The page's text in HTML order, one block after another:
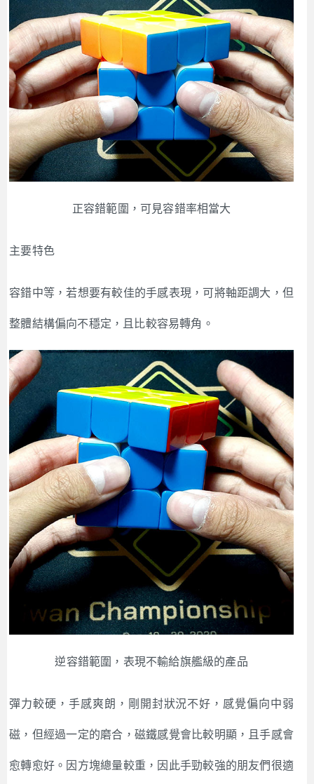
正容錯範圍，可見容錯率相當大
主要特色
容錯中等，若想要有較佳的手感表現，可將軸距調大，但
整體結構偏向不穩定，且比較容易轉角。
逆容錯範圍，表現不輸給旗艦級的產品
彈力較硬，手感爽朗，剛開封狀況不好，感覺偏向中弱
磁，但經過一定的磨合，磁鐵感覺會比較明顯，且手感會
愈轉愈好。因方塊總量較重，因此手勁較強的朋友們很適